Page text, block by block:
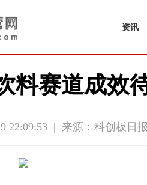
资讯
料赛道成效
22:09:53 | 来源：科创板日报